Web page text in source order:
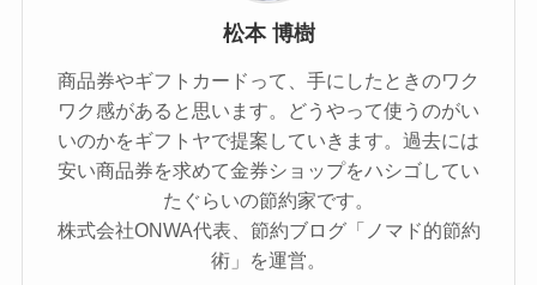
松本 博樹
商品券やギフトカードって、手にしたときのワク
ワク感があると思います。どうやって使うのがい
いのかをギフトヤで提案していきます。過去には
安い商品券を求めて金券ショップをハシゴしてい
たぐらいの節約家です。
株式会社ONWA代表、節約ブログ「ノマド的節約
術」を運営。